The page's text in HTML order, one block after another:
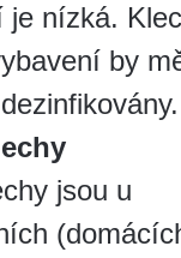
je nízká.
by
jsou u